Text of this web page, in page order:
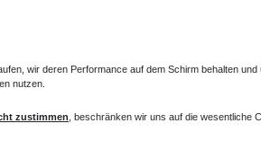
wir deren Performance auf dem Schirm behalten
nutzen.
zustimmen , beschränken wir uns auf die wesentliche